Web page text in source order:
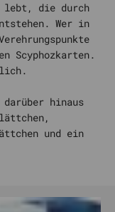
lebt, die durch
Wer in
Scyphozkarten.
hinaus
und ein